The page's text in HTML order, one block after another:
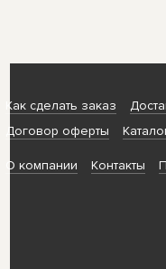
Как сделать заказ
Договор оферты
О компании Контакты